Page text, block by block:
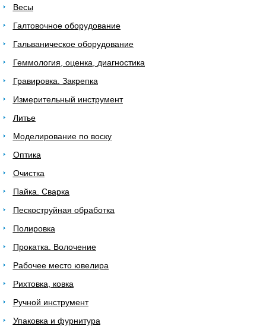
Весы
Галтовочное оборудование
Гальваническое оборудование
Геммология, оценка, диагностика
Гравировка. Закрепка
Измерительный инструмент
Литье
Моделирование по воску
Оптика
Очистка
Пайка. Сварка
Пескоструйная обработка
Полировка
Прокатка. Волочение
Рабочее место ювелира
Рихтовка, ковка
Ручной инструмент
Упаковка и фурнитура